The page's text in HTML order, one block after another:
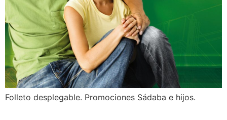
Folleto desplegable. Promociones Sádaba e hijos.